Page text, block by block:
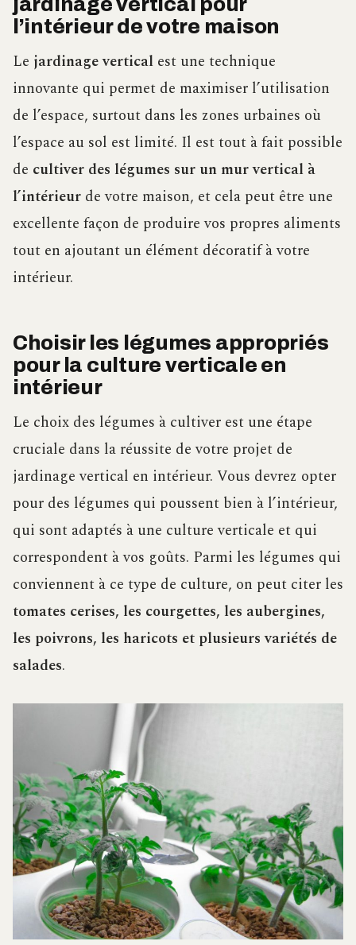
jardinage vertical pour
l’intérieur de votre maison
Le jardinage vertical est une technique
innovante qui permet de maximiser l’utilisation
de l’espace, surtout dans les zones urbaines où
l’espace au sol est limité. Il est tout à fait possible
de cultiver des légumes sur un mur vertical à
l’intérieur de votre maison, et cela peut être une
excellente façon de produire vos propres aliments
tout en ajoutant un élément décoratif à votre
intérieur.
Choisir les légumes appropriés
pour la culture verticale en
intérieur
Le choix des légumes à cultiver est une étape
cruciale dans la réussite de votre projet de
jardinage vertical en intérieur. Vous devrez opter
pour des légumes qui poussent bien à l’intérieur,
qui sont adaptés à une culture verticale et qui
correspondent à vos goûts. Parmi les légumes qui
conviennent à ce type de culture, on peut citer les
tomates cerises, les courgettes, les aubergines,
les poivrons, les haricots et plusieurs variétés de
salades.